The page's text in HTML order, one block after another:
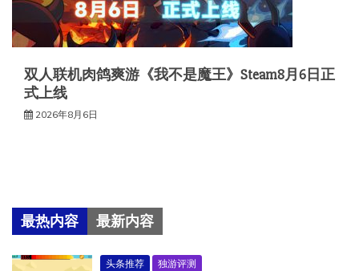
双人联机肉鸽爽游《我不是魔王》Steam8月6日正
式上线
2026年8月6日
最热内容 最新内容
头条推荐 独游评测